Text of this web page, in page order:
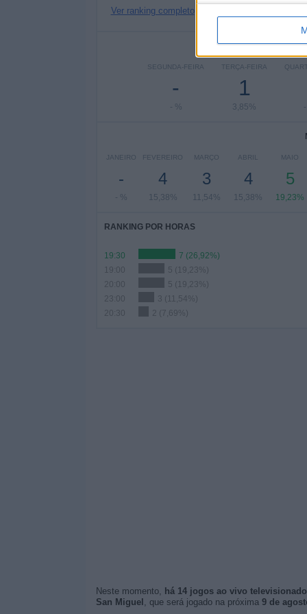
Ver ranking completo
Nº DE
SEGUNDA-FEIRA
-
- %
TERÇA-FEIRA
1
3,85%
JANEIRO
-
- %
FEVEREIRO
4
15,38%
MARÇO
3
11,54%
ABRIL
4
15,38%
MAIO
5
19,23%
RANKING POR HORAS
19:30
7 (26,92%)
19:00
5 (19,23%)
20:00
5 (19,23%)
23:00
3 (11,54%)
20:30
2 (7,69%)
Neste momento, há 14 jogos ao vivo
San Miguel , que será jogado na próxima 9 de